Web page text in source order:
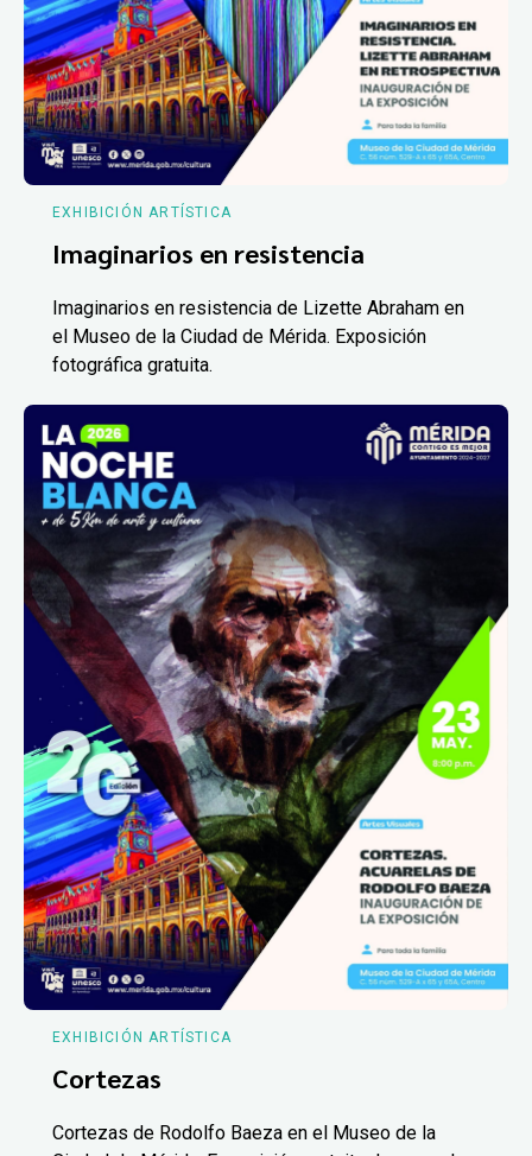
EXHIBICIÓN ARTÍSTICA
Imaginarios en resistencia
Imaginarios en resistencia de Lizette Abraham en
el Museo de la Ciudad de Mérida. Exposición
fotográfica gratuita.
EXHIBICIÓN ARTÍSTICA
Cortezas
Cortezas de Rodolfo Baeza en el Museo de la